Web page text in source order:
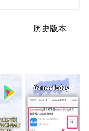
历史版本